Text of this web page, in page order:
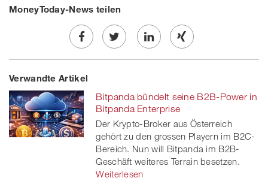
MoneyToday-News teilen
Share
on
Facebook
Twe
on
twitt
er
Share
linkedin
Share
Xing
Verwandte Artikel
Bitpanda bündelt seine B2B-Power in
Bitpanda Enterprise
Der Krypto-Broker aus Österreich
gehört zu den grossen Playern im B2C-
Bereich. Nun will Bitpanda im B2B-
Geschäft weiteres Terrain besetzen.
Weiterlesen